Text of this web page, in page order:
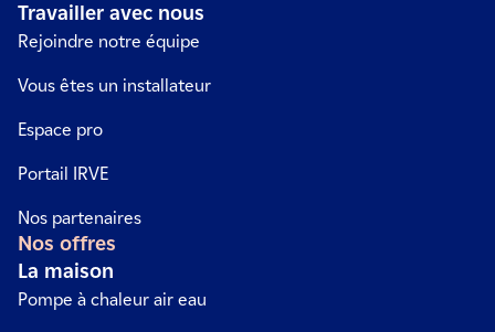
Travailler avec nous
Rejoindre notre équipe
Vous êtes un installateur
Espace pro
Portail IRVE
Nos partenaires
Nos offres
La maison
Pompe à chaleur air eau